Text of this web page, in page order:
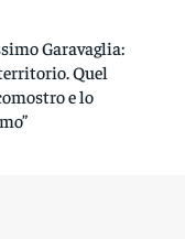
Garavaglia:
Quel
e lo